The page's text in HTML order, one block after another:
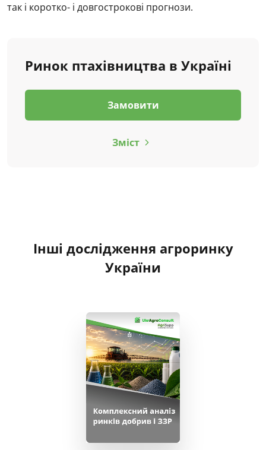
так і коротко- і довгострокові прогнози.
Ринок птахівництва в Україні
Замовити
Зміст
Інші дослідження агроринку
України